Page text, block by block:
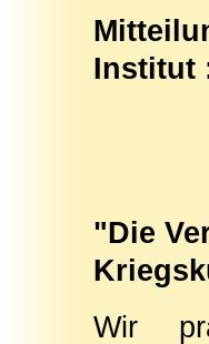
Institut
"Die
Wir